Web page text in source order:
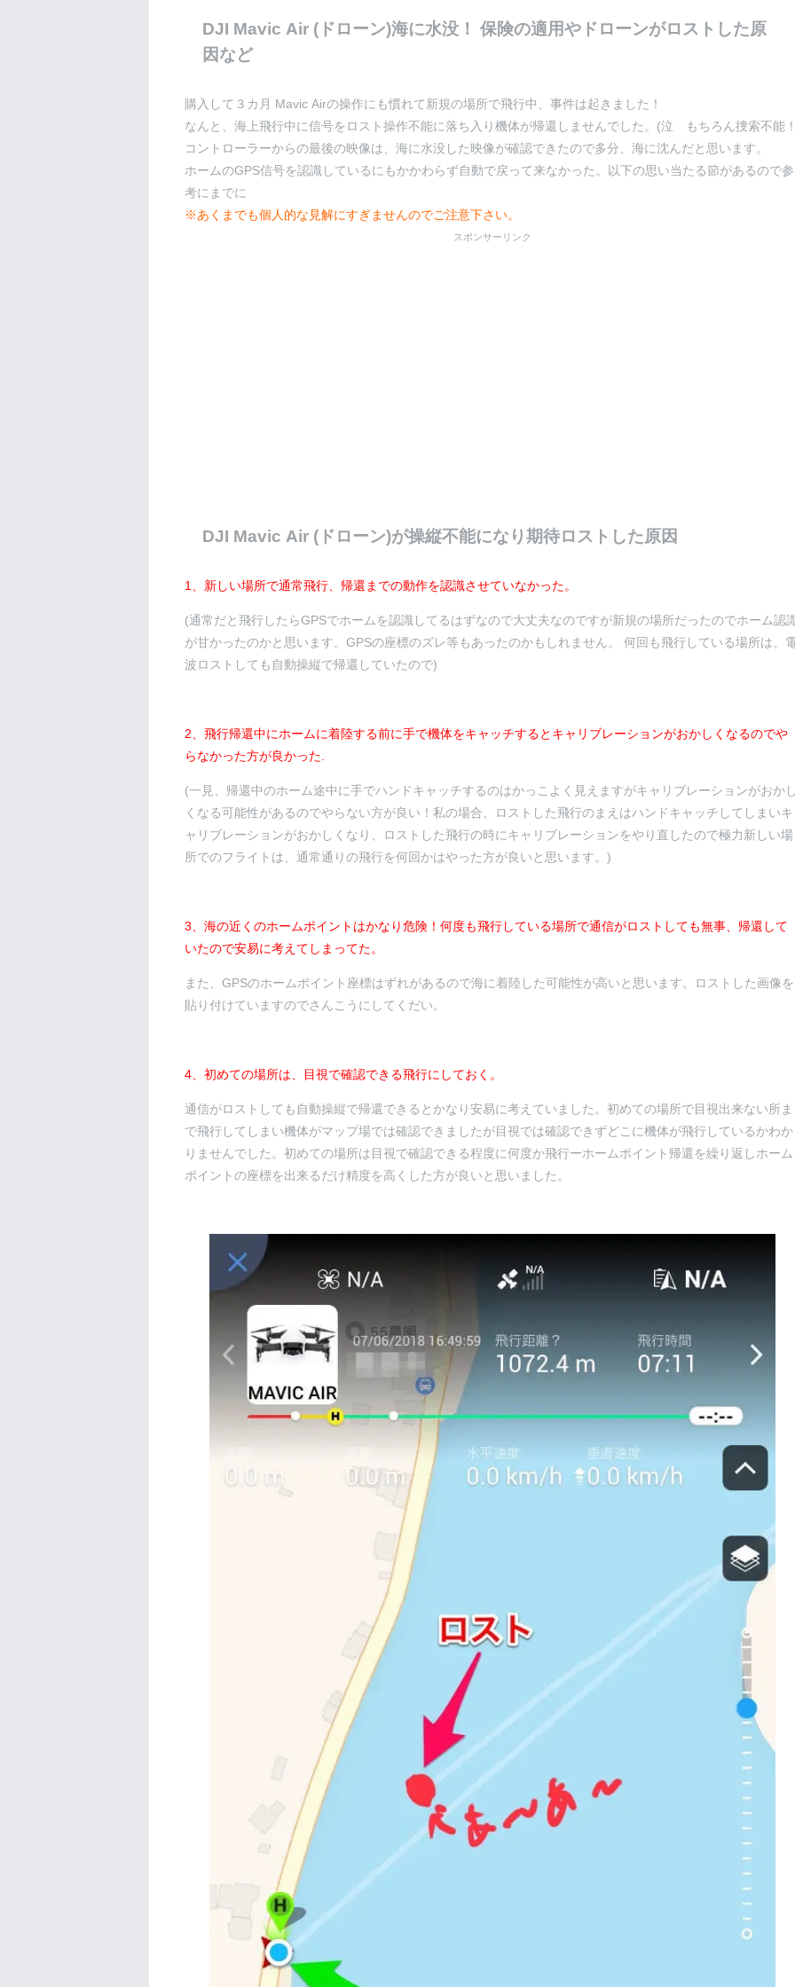
DJI Mavic Air (ドローン)海に水没！ 保険の適用やドローンがロストした原
因など
購入して３カ月 Mavic Airの操作にも慣れて新規の場所で飛行中、事件は起きました！
なんと、海上飛行中に信号をロスト操作不能に落ち入り機体が帰還しませんでした。(泣 もちろん捜索不能
コントローラーからの最後の映像は、海に水没した映像が確認できたので多分、海に沈んだと思います。
ホームのGPS信号を認識しているにもかかわらず自動で戻って来なかった。以下の思い当たる節があるので参
考にまでに
※あくまでも個人的な見解にすぎませんのでご注意下さい。
スポンサーリンク
DJI Mavic Air (ドローン)が操縦不能になり期待ロストした原因
1、新しい場所で通常飛行、帰還までの動作を認識させていなかった。
(通常だと飛行したらGPSでホームを認識してるはずなので大丈夫なのですが新規の場所だったのでホーム認
が甘かったのかと思います。GPSの座標のズレ等もあったのかもしれません。 何回も飛行している場所は、
波ロストしても自動操縦で帰還していたので)
2、飛行帰還中にホームに着陸する前に手で機体をキャッチするとキャリブレーションがおかしくなるのでや
らなかった方が良かった.
(一見、帰還中のホーム途中に手でハンドキャッチするのはかっこよく見えますがキャリブレーションがおか
くなる可能性があるのでやらない方が良い！私の場合、ロストした飛行のまえはハンドキャッチしてしまいキ
ャリブレーションがおかしくなり、ロストした飛行の時にキャリブレーションをやり直したので極力新しい場
所でのフライトは、通常通りの飛行を何回かはやった方が良いと思います。)
3、海の近くのホームポイントはかなり危険！何度も飛行している場所で通信がロストしても無事、帰還して
いたので安易に考えてしまってた。
また、GPSのホームポイント座標はずれがあるので海に着陸した可能性が高いと思います。ロストした画像を
貼り付けていますのでさんこうにしてくだい。
4、初めての場所は、目視で確認できる飛行にしておく。
通信がロストしても自動操縦で帰還できるとかなり安易に考えていました。初めての場所で目視出来ない所ま
で飛行してしまい機体がマップ場では確認できましたが目視では確認できずどこに機体が飛行しているかわか
りませんでした。初めての場所は目視で確認できる程度に何度か飛行ーホームポイント帰還を繰り返しホーム
ポイントの座標を出来るだけ精度を高くした方が良いと思いました。